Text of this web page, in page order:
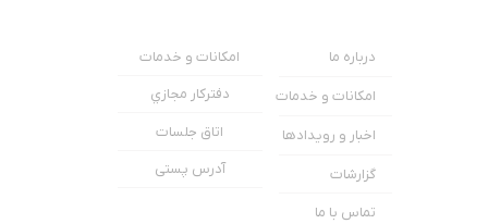
درباره ما
امکانات و خدمات
اخبار و رویدادها
گزارشات
تماس با ما
امکانات و خدمات
دفترکار مجازي
اتاق جلسات
آدرس پستی